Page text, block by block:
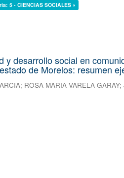
5 - CIENCIAS SOCIALES ×
y desarrollo social en
de Morelos: resumen
; ROSA MARIA VARELA GARAY;